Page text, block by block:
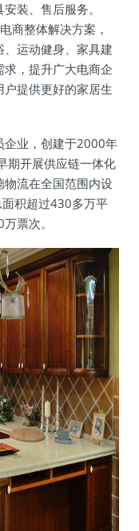
装、售后服务。
商整体解决方案，
运动健身、家具建
，提升广大电商企
提供更好的家居生
企业，创建于2000年
期开展供应链一体化
流在全国范围内设
积超过430多万平
票次。